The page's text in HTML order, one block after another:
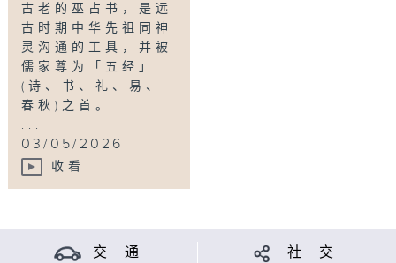
古老的巫占书，是远
古时期中华先祖同神
灵沟通的工具，并被
儒家尊为「五经」
(诗、书、礼、易、
春秋)之首。
...
03/05/2026
收看
交 通 社 交